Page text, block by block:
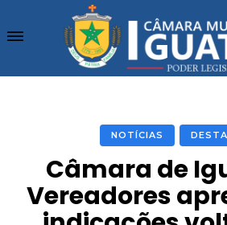
NOTÍCIAS
Câmara de
Vereadores